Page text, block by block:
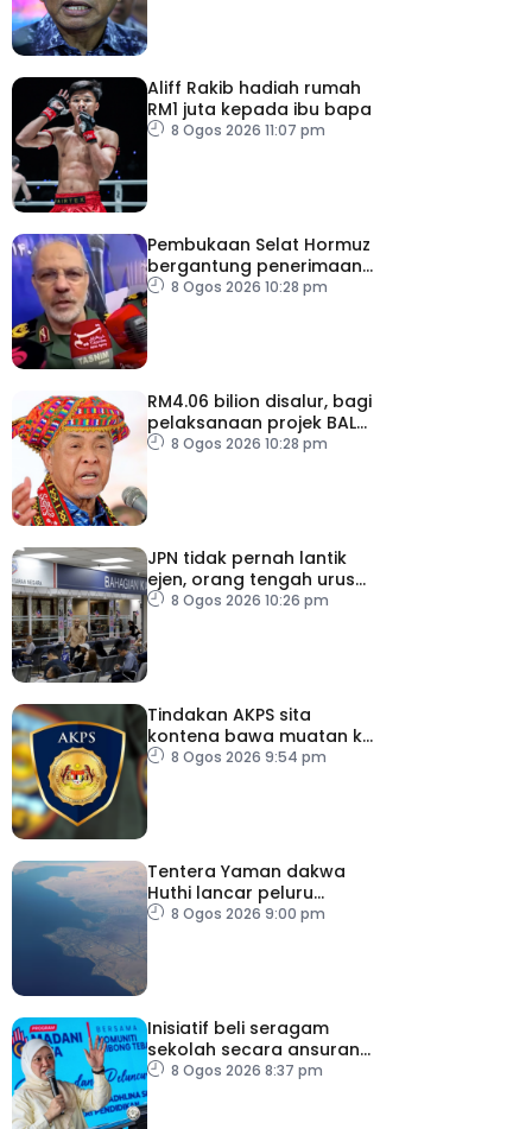
Aliff Rakib hadiah rumah
RM1 juta kepada ibu bapa
8 Ogos 2026 11:07 pm
Pembukaan Selat Hormuz
bergantung penerimaan
AS – IRGC
8 Ogos 2026 10:28 pm
RM4.06 bilion disalur, bagi
pelaksanaan projek BALB
di Sabah
8 Ogos 2026 10:28 pm
JPN tidak pernah lantik
ejen, orang tengah urus
dokumentasi
8 Ogos 2026 10:26 pm
Tindakan AKPS sita
kontena bawa muatan ke
Israel bukti ketegasan
8 Ogos 2026 9:54 pm
Tentera Yaman dakwa
Huthi lancar peluru
berpandu ke arah Laut
8 Ogos 2026 9:00 pm
Inisiatif beli seragam
sekolah secara ansuran
ringankan beban ibu
8 Ogos 2026 8:37 pm